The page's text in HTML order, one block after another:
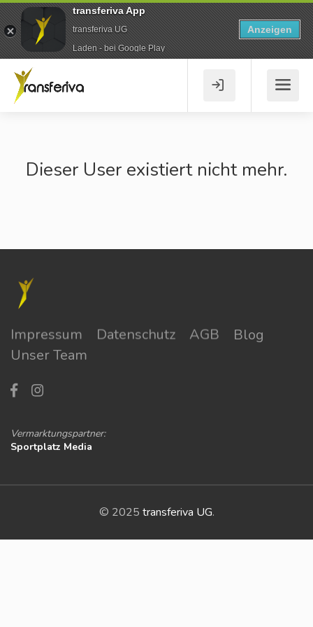
Dieser User existiert nicht mehr.
Impressum Datenschutz AGB
Blog
Unser Team
Vermarktungspartner:
Sportplatz Media
© 2025 transferiva UG.
transferiva App
transferiva UG
Laden - bei Google Play
Anzeigen